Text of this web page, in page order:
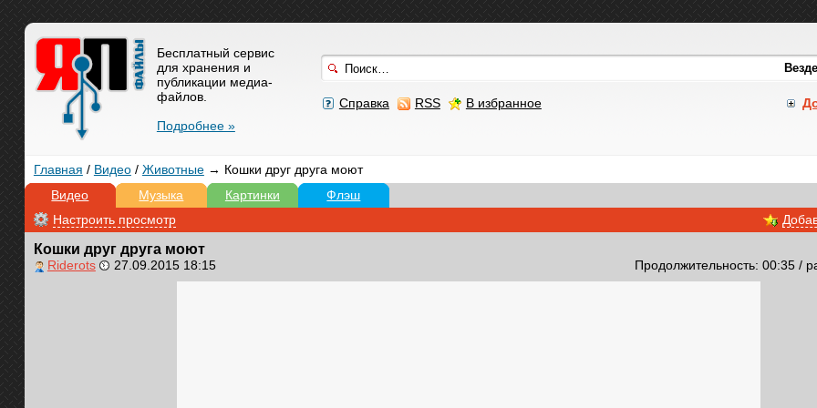
Справка RSS В избранное
Бесплатный сервис
для хранения и
публикации медиа-
файлов.
Подробнее »
Главная / Видео/ Животные→ Кошки друг друга моют
Видео
Музыка Картинки Флэш
Настроить просмотр
Кошки друг друга моют
Riderots 27.09.2015 18:15 Продолжительность: 00:35 /